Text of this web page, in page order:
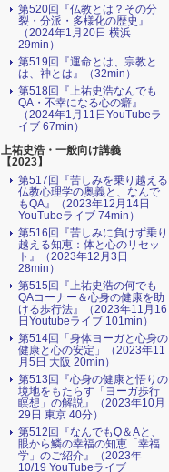
第520回『仏教とは？その分
裂・分派・多様化の歴史』
（2024年1月20日 横浜
29min）
第519回『運命とは、宗教と
は、神とは』（32min）
第518回『上祐史浩なんでも
QA・不幸になる心の癖』
（2024年1月11日YouTubeラ
イブ 67min）
上祐史浩・一般向け講義
【2023】
第517回『苦しみを乗り越える
仏教心理学の奥義と、なんで
もQA』（2023年12月14日
YouTubeライブ 74min）
第516回『苦しみに負けず乗り
越える知恵：体と心のリセッ
ト』（2023年12月3日
28min）
第515回『上祐史浩の何でも
QAコーナー＆心身の健康を助
ける歩行法』（2023年11月16
日Youtubeライブ 101min）
第514回「身体ヨーガと心身の
健康と心の安定」（2023年11
月5日 大阪 20min）
第513回『心身の健康と悟りの
境地をもたらす「ヨーガ歩行
瞑想」の解説』（2023年10月
29日 東京 40分）
第512回『なんでもQ＆Aと、
眼から鱗の幸福の知恵「幸福
学」のご紹介』（2023年
10/19 YouTubeライブ